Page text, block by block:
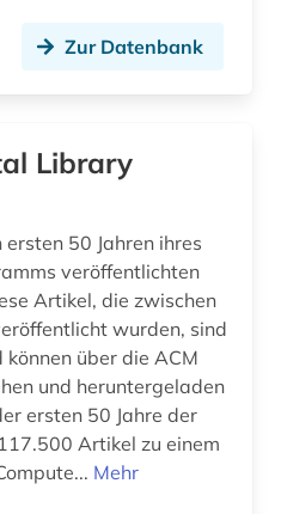
druck- und verlagsindustrie (1)
Zur Datenbank
Library
50 Jahren ihres
veröffentlichten
Artikel, die zwischen
wurden, sind
über die ACM
und heruntergeladen
Artikel zu einem
Mehr